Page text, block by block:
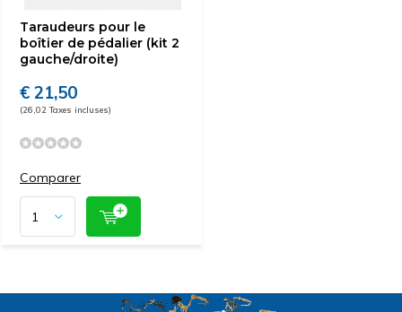
Taraudeurs pour le
boîtier de pédalier (kit 2
gauche/droite)
€ 21,50
(26,02 Taxes incluses)
Comparer